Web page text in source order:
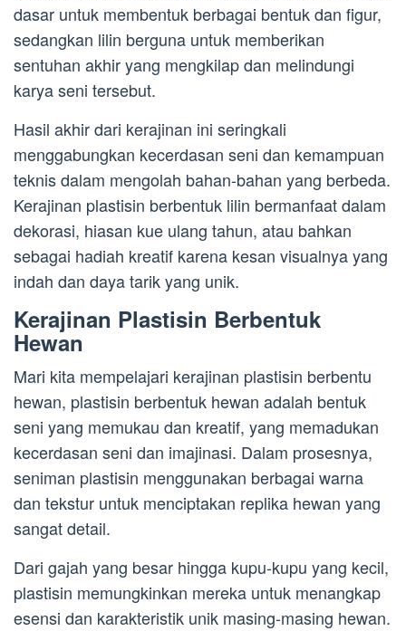
dasar untuk membentuk berbagai bentuk dan figur,
sedangkan lilin berguna untuk memberikan
sentuhan akhir yang mengkilap dan melindungi
karya seni tersebut.
Hasil akhir dari kerajinan ini seringkali
menggabungkan kecerdasan seni dan kemampuan
teknis dalam mengolah bahan-bahan yang berbeda.
Kerajinan plastisin berbentuk lilin bermanfaat dalam
dekorasi, hiasan kue ulang tahun, atau bahkan
sebagai hadiah kreatif karena kesan visualnya yang
indah dan daya tarik yang unik.
Kerajinan Plastisin Berbentuk
Hewan
Mari kita mempelajari kerajinan plastisin berbentu
hewan, plastisin berbentuk hewan adalah bentuk
seni yang memukau dan kreatif, yang memadukan
kecerdasan seni dan imajinasi. Dalam prosesnya,
seniman plastisin menggunakan berbagai warna
dan tekstur untuk menciptakan replika hewan yang
sangat detail.
Dari gajah yang besar hingga kupu-kupu yang kecil,
plastisin memungkinkan mereka untuk menangkap
esensi dan karakteristik unik masing-masing hewan.